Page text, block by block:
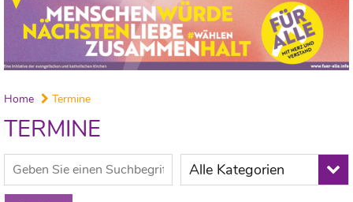
Home Termine
TERMINE
Alle Kategorien